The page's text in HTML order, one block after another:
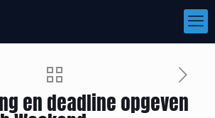
en deadline opgeven